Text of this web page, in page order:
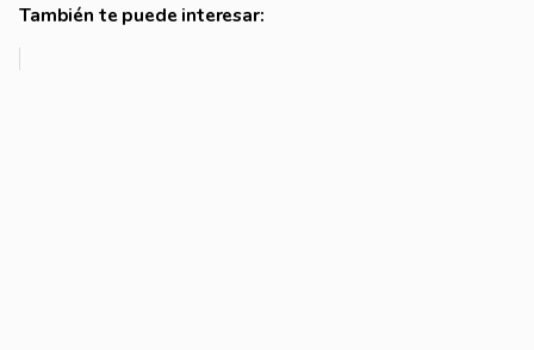
También te puede interesar: